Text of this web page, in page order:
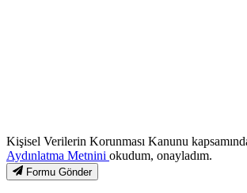
Kişisel Verilerin Korunması Kanunu
Aydınlatma Metnini okudum, onayladım.
Formu Gönder